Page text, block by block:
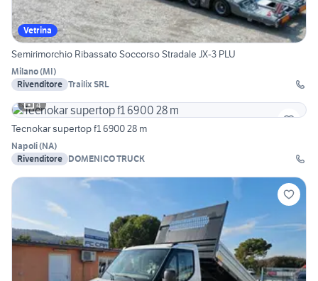
Vetrina
Semirimorchio Ribassato Soccorso Stradale JX-3 PLU
Milano(MI)
Rivenditore Trailix SRL
4
Tecnokar supertop f1 6900 28 m
Napoli(NA)
Rivenditore DOMENICO TRUCK